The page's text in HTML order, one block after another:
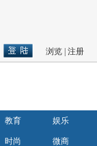
浏览 |注册
教育 娱乐
时尚 微商